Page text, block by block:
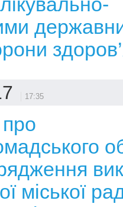
17:35
міської